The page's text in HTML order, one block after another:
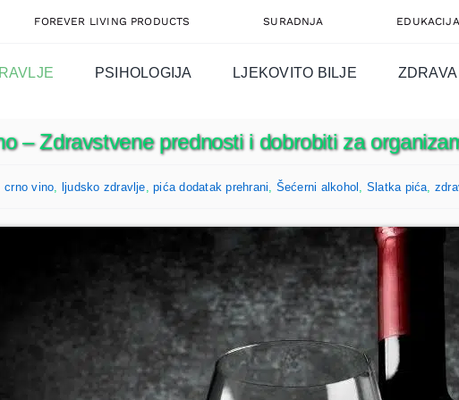
FOREVER LIVING PRODUCTS SURADNJA EDUKACIJA
PSIHOLOGIJA LJEKOVITO BILJE
– Zdravstvene prednosti i dobrobiti za
crno vino ljudsko zdravlje ,pića dodatak prehrani Šećerni alkohol Slatka pića